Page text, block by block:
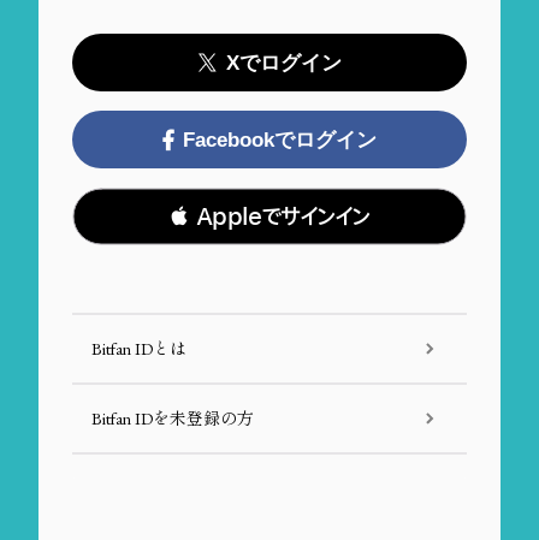
Xでログイン
Facebookでログイン
 Appleでサインイン
Bitfan IDとは
Bitfan IDを未登録の方